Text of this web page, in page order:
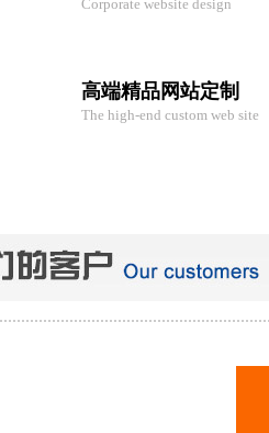
Corporate website design
高端精品网站定制
The high-end custom web site